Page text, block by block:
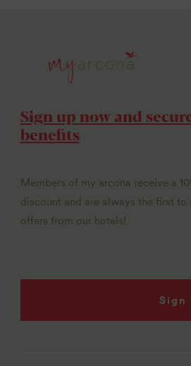
Sign up now and
benefits
Members of my arcona receive a
discount and are always the first to
offers from our hotels!
Sign